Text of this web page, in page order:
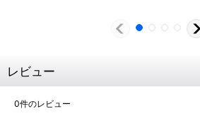
レビュー
0件のレビュー